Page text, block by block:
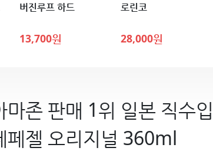
버진루프 하드
13,700원
로린코
28,000원
마존 판매 1위 일본 직수입
페젤 오리지널 360ml